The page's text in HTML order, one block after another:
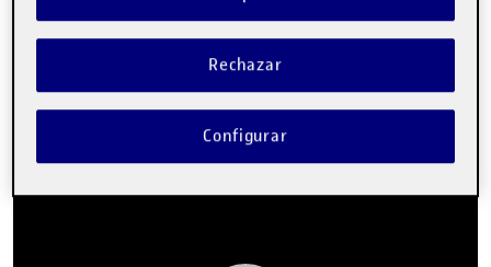
«salpimentado» de Photoshop, Subtitle Edit y el editor de
Fotos de Windows10).
Tenía algo de experiencia con Sony Vegas pero, pese a que
he tardado 12 horas en aprender a editar dos minutos, lo que
he aprendido es un mundo.
Rechazar
Configurar